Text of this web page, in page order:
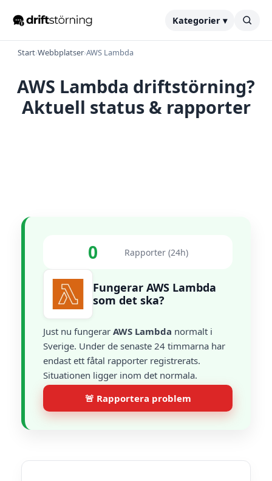
Kategorier ▾
Start›Webbplatser›AWS Lambda
AWS Lambda driftstörning?
Aktuell status & rapporter
0 Rapporter (24h)
Fungerar AWS Lambda
som det ska?
Just nu fungerar AWS Lambda normalt i
Sverige. Under de senaste 24 timmarna har
endast ett fåtal rapporter registrerats.
Situationen ligger inom det normala.
🚨 Rapportera problem